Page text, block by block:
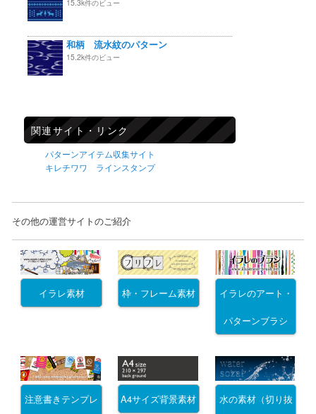
15.3k件のビュー
和柄 流水紋のパターン
15.2k件のビュー
関連サイト・リンク
パターンアイテム収集サイト
キレチワワ ラインスタンプ
その他の運営サイトのご紹介
イラレ素材 枠・フレーム素材 イラレのアート・
パターンブラシ
注意書きテンプレ A4サイズ背景素材 水の素材（切り抜